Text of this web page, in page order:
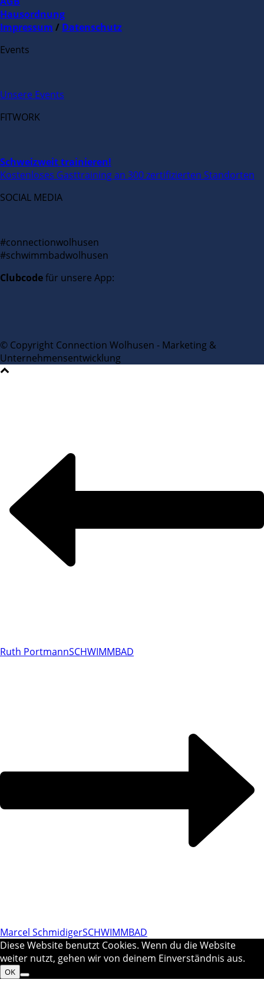
Hausordnung
Impressum / Datenschutz
Events
Unsere Events
FITWORK
Schweizweit trainieren!
Kostenloses Gasttraining an 300 zertifizierten Standorten
SOCIAL MEDIA
#connectionwolhusen
#schwimmbadwolhusen
Clubcodefür unsere App:
© Copyright Connection Wolhusen - Marketing &
Unternehmensentwicklung
Ruth PortmannSCHWIMMBAD
Marcel SchmidigerSCHWIMMBAD
Diese Website benutzt Cookies. Wenn du die Website
weiter nutzt, gehen wir von deinem Einverständnis aus.
OK